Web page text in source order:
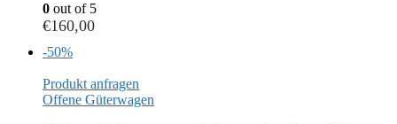
0 out of 5
€160,00
-50%
Produkt anfragen
Offene Güterwagen